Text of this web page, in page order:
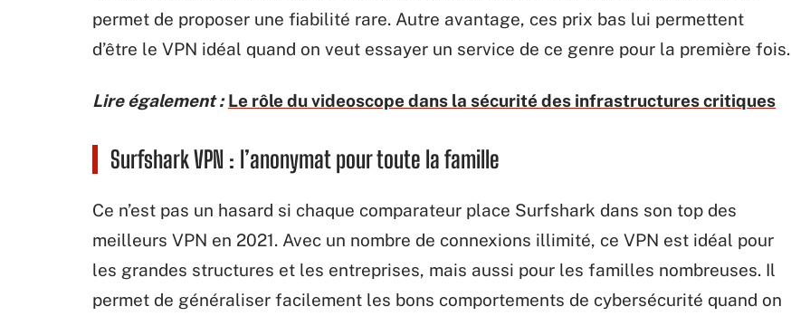
permet de proposer une fiabilité rare. Autre avantage, ces prix bas lui permettent
d’être le VPN idéal quand on veut essayer un service de ce genre pour la première fois.
Lire également : Le rôle du videoscope dans la sécurité des infrastructures critiques
Surfshark VPN : l’anonymat pour toute la famille
Ce n’est pas un hasard si chaque comparateur place Surfshark dans son top des
meilleurs VPN en 2021. Avec un nombre de connexions illimité, ce VPN est idéal pour
les grandes structures et les entreprises, mais aussi pour les familles nombreuses. Il
permet de généraliser facilement les bons comportements de cybersécurité quand on